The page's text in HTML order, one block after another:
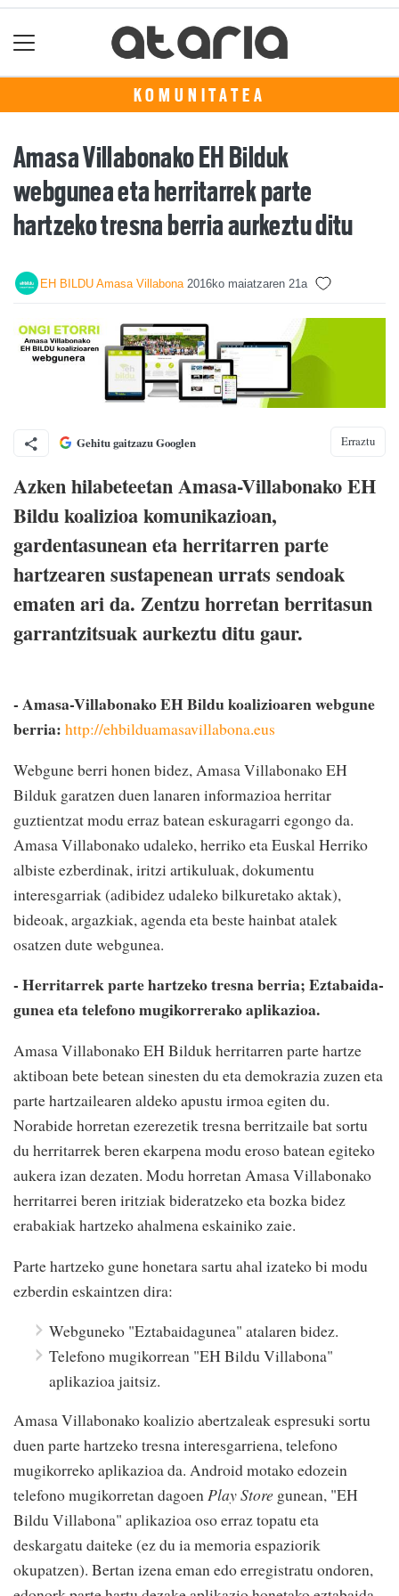
KOMUNITATEA
Amasa Villabonako EH Bilduk
webgunea eta herritarrek parte
hartzeko tresna berria aurkeztu ditu
EH BILDU Amasa Villabona 2016ko maiatzaren 21a
Gehitu gaitzazu Googlen Erraztu
Azken hilabeteetan Amasa-Villabonako EH
Bildu koalizioa komunikazioan,
gardentasunean eta herritarren parte
hartzearen sustapenean urrats sendoak
ematen ari da. Zentzu horretan berritasun
garrantzitsuak aurkeztu ditu gaur.
- Amasa-Villabonako EH Bildu koalizioaren webgune
berria: http://ehbilduamasavillabona.eus
Webgune berri honen bidez, Amasa Villabonako EH
Bilduk garatzen duen lanaren informazioa herritar
guztientzat modu erraz batean eskuragarri egongo da.
Amasa Villabonako udaleko, herriko eta Euskal Herriko
albiste ezberdinak, iritzi artikuluak, dokumentu
interesgarriak (adibidez udaleko bilkuretako aktak),
bideoak, argazkiak, agenda eta beste hainbat atalek
osatzen dute webgunea.
- Herritarrek parte hartzeko tresna berria; Eztabaida-
gunea eta telefono mugikorrerako aplikazioa.
Amasa Villabonako EH Bilduk herritarren parte hartze
aktiboan bete betean sinesten du eta demokrazia zuzen eta
parte hartzailearen aldeko apustu irmoa egiten du.
Norabide horretan ezerezetik tresna berritzaile bat sortu
du herritarrek beren ekarpena modu eroso batean egiteko
aukera izan dezaten. Modu horretan Amasa Villabonako
herritarrei beren iritziak bideratzeko eta bozka bidez
erabakiak hartzeko ahalmena eskainiko zaie.
Parte hartzeko gune honetara sartu ahal izateko bi modu
ezberdin eskaintzen dira:
Webguneko "Eztabaidagunea" atalaren bidez.
Telefono mugikorrean "EH Bildu Villabona"
aplikazioa jaitsiz.
Amasa Villabonako koalizio abertzaleak espresuki sortu
duen parte hartzeko tresna interesgarriena, telefono
mugikorreko aplikazioa da. Android motako edozein
telefono mugikorretan dagoenPlay Store gunean, "EH
Bildu Villabona" aplikazioa oso erraz topatu eta
deskargatu daiteke (ez du ia memoria espaziorik
okupatzen). Bertan izena eman edo erregistratu ondoren,